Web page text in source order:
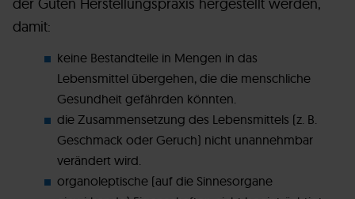
damit:
keine Bestandteile in Mengen in das
Lebensmittel übergehen, die die menschliche
Gesundheit gefährden könnten.
die Zusammensetzung des Lebensmittels (z. B.
Geschmack oder Geruch) nicht unannehmbar
verändert wird.
organoleptische (auf die Sinnesorgane